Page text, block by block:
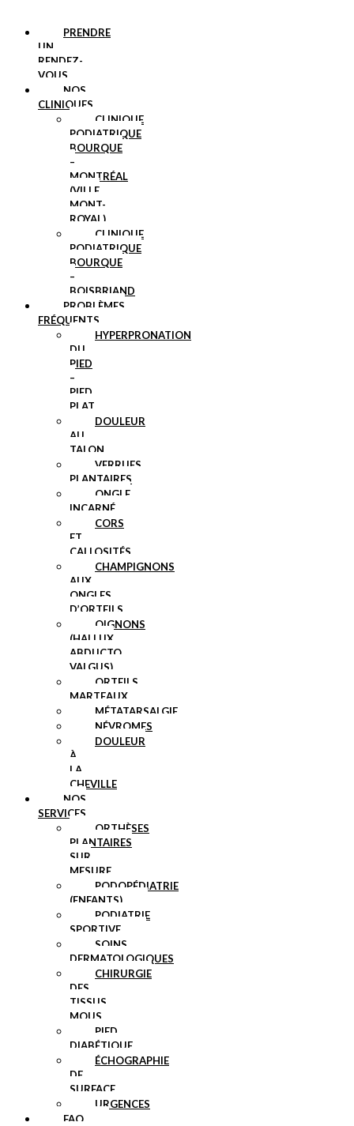
PRENDRE
UN
RENDEZ-
VOUS
NOS
CLINIQUES
CLINIQUE
PODIATRIQUE
BOURQUE
–
MONTRÉAL
(VILLE
MONT-
ROYAL)
CLINIQUE
PODIATRIQUE
BOURQUE
–
BOISBRIAND
PROBLÈMES
FRÉQUENTS
HYPERPRONATION
DU
PIED
–
PIED
PLAT
DOULEUR
AU
TALON
VERRUES
PLANTAIRES
ONGLE
INCARNÉ
CORS
ET
CALLOSITÉS
CHAMPIGNONS
AUX
ONGLES
D’ORTEILS
OIGNONS
(HALLUX
ABDUCTO
VALGUS)
ORTEILS
MARTEAUX
MÉTATARSALGIE
NÉVROMES
DOULEUR
À
LA
CHEVILLE
NOS
SERVICES
ORTHÈSES
PLANTAIRES
SUR
MESURE
PODOPÉDIATRIE
(ENFANTS)
PODIATRIE
SPORTIVE
SOINS
DERMATOLOGIQUES
CHIRURGIE
DES
TISSUS
MOUS
PIED
DIABÉTIQUE
ÉCHOGRAPHIE
DE
SURFACE
URGENCES
FAQ